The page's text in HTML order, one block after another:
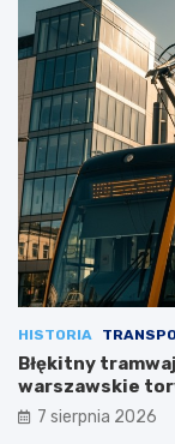
HISTORIA
Błękitny
warszawskie
7 sierpnia 2026